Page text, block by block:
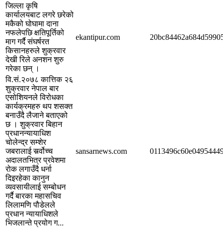
जिल्ला कृषि
कार्यालयबाट लगरे छरेको
मकैको घोघामा दाना
नफलेपछि क्षतिपूर्तिको
माग गर्दै संघर्षरत
किसानहरुले शुक्रवार
देखी रिले अनशन शुरु
गरेका छन् ।
ekantipur.com
वि.सं.२०७८ कात्तिक २६
शुक्रवार नेपाल बार
एसोशियनले विरोधका
कार्यक्रमहरु थप शसक्त
बनाउँदै लैजाने बताएको
छ । शुक्रवार बिहान
प्रधानन्यायाधिश
चोलेन्द्र सम्शेर
जबरालाई सर्र्वोच्च
अदालतभित्र प्रवेशमा
रोक लगाउँदै धर्ना
दिइरहेका कानुन
व्यवसायीलाई सम्बोधन
गर्दै बारका महासचिव
लिलामणि पौडेलले
प्रधान न्यायाधिशले
भिजलान्ते प्रयोग ग...
sansarnews.com